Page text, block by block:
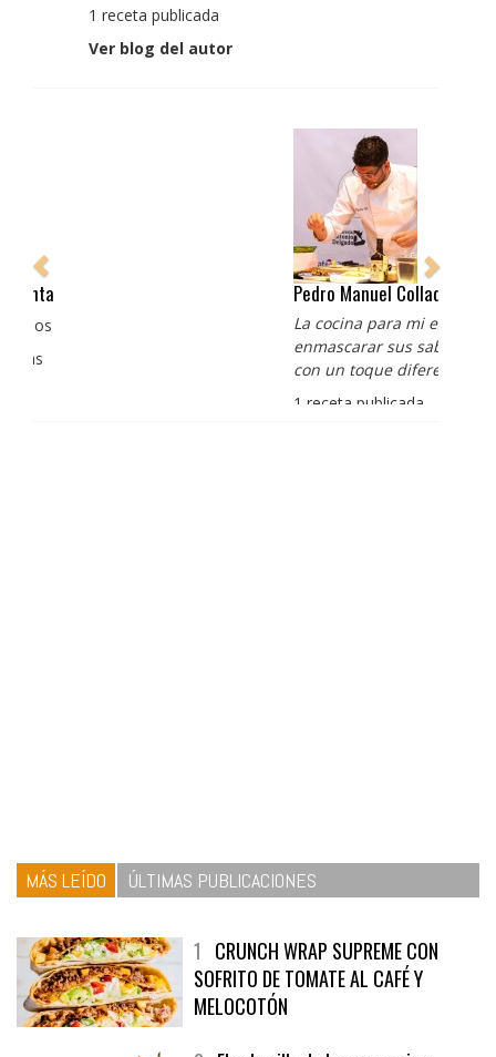
1 receta publicada
Ver blog del autor
Pedro Manuel Collado Cruz
La cocina para mi es producto bien tratado sin
enmascarar sus sabores, cocina de verdad de antaño
con un toque diferente
1CRUNCH WRAP SUPREME CON
SOFRITO DE TOMATE AL CAFÉ Y
MELOCOTÓN